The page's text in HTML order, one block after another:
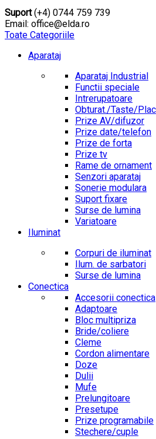
Suport(+4) 0744 759 739
Email: office@elda.ro
Toate Categoriile
Aparataj
Aparataj Industrial
Functii speciale
Intrerupatoare
Obturat./Taste/
Prize AV/difuzor
Prize date/telefon
Prize de forta
Prize tv
Rame de ornament
Senzori aparataj
Sonerie modulara
Suport fixare
Surse de lumina
Variatoare
Iluminat
Corpuri de iluminat
Ilum. de sarbatori
Surse de lumina
Conectica
Accesorii conectica
Adaptoare
Bloc multipriza
Bride/coliere
Cleme
Cordon alimentare
Doze
Dulii
Mufe
Prelungitoare
Presetupe
Prize programabile
Stechere/cuple